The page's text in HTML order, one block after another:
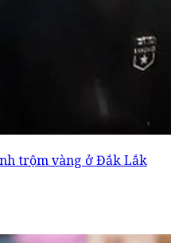
trộm vàng ở Đắk Lắk